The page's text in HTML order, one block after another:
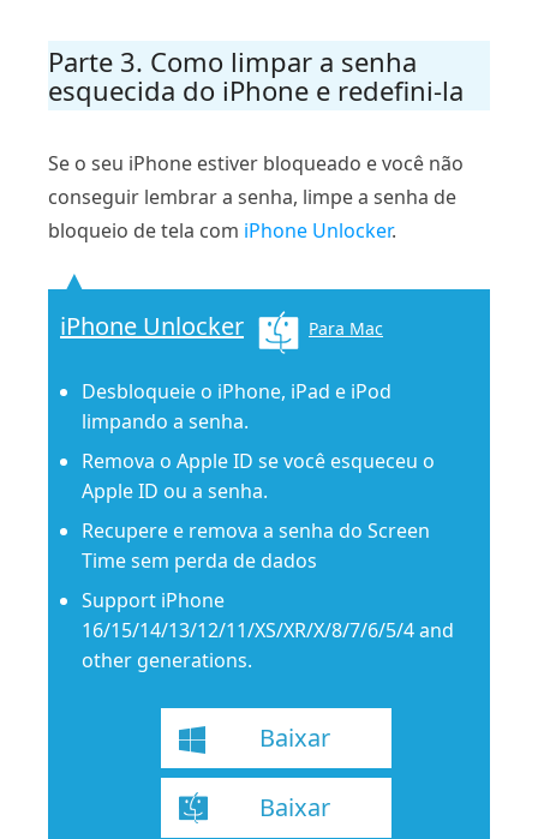
Parte 3. Como limpar a senha
esquecida do iPhone e redefini-la
Se o seu iPhone estiver bloqueado e você não
conseguir lembrar a senha, limpe a senha de
bloqueio de tela com iPhone Unlocker.
iPhone Unlocker Para Mac
Desbloqueie o iPhone, iPad e iPod
limpando a senha.
Remova o Apple ID se você esqueceu o
Apple ID ou a senha.
Recupere e remova a senha do Screen
Time sem perda de dados
Support iPhone
16/15/14/13/12/11/XS/XR/X/8/7/6/5/4 and
other generations.
Baixar
Baixar